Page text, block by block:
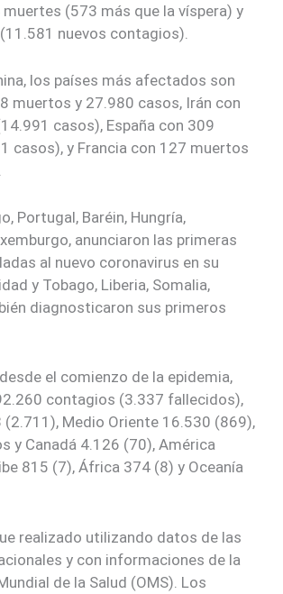
(573 más que la víspera) y
nuevos contagios).
los países más afectados son
muertos y 27.980 casos, Irán con
casos), España con 309
casos), y Francia con 127 muertos
Portugal, Baréin, Hungría,
anunciaron las primeras
al nuevo coronavirus en su
y Tobago, Liberia, Somalia,
diagnosticaron sus primeros
el comienzo de la epidemia,
contagios (3.337 fallecidos),
(2.711), Medio Oriente 16.530 (869),
y Canadá 4.126 (70), América
815 (7), África 374 (8) y Oceanía
realizado utilizando datos de las
y con informaciones de la
de la Salud (OMS). Los